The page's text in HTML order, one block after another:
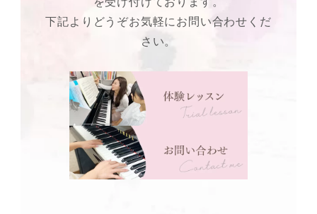
下記よりどうぞお気軽にお問い合わせくだ
さい。